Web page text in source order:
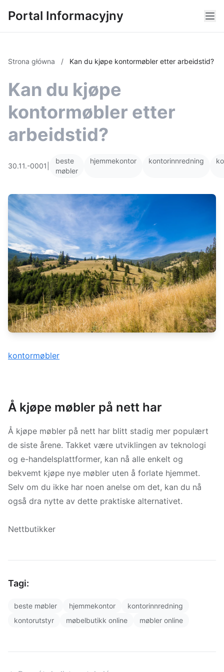
Portal Informacyjny
Strona główna / Kan du kjøpe kontormøbler etter arbeidstid?
Kan du kjøpe
kontormøbler etter
arbeidstid?
30.11.-0001
beste
møbler
hjemmekontor kontorinnredning
kontormøbler
Å kjøpe møbler på nett har
Å kjøpe møbler på nett har blitt stadig mer populært
de siste årene. Takket være utviklingen av teknologi
og e-handelsplattformer, kan nå alle enkelt og
bekvemt kjøpe nye møbler uten å forlate hjemmet.
Selv om du ikke har noen anelse om det, kan du nå
også dra nytte av dette praktiske alternativet.
Nettbutikker
Tagi:
beste møbler hjemmekontor
kontorinnredning
kontorutstyr
møbelbutikk online møbler online